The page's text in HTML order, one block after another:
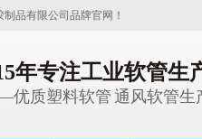
品有限公司品牌官网！
年专注工业软管生
优质塑料软管 通风软管